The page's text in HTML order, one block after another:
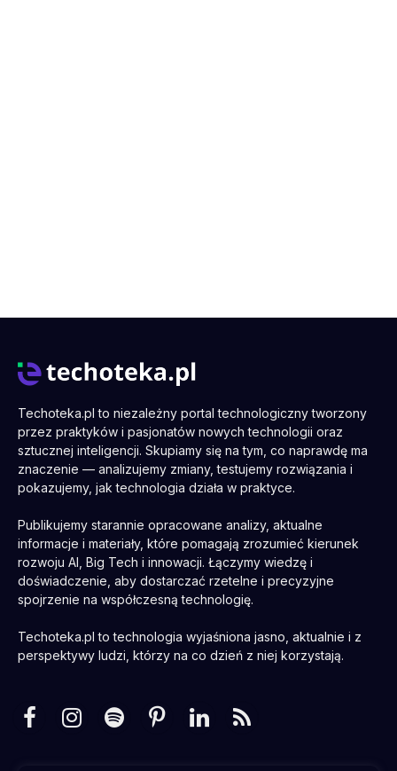
Techoteka.pl to niezależny portal technologiczny tworzony
przez praktyków i pasjonatów nowych technologii oraz
sztucznej inteligencji. Skupiamy się na tym, co naprawdę ma
znaczenie — analizujemy zmiany, testujemy rozwiązania i
pokazujemy, jak technologia działa w praktyce.
Publikujemy starannie opracowane analizy, aktualne
informacje i materiały, które pomagają zrozumieć kierunek
rozwoju AI, Big Tech i innowacji. Łączymy wiedzę i
doświadczenie, aby dostarczać rzetelne i precyzyjne
spojrzenie na współczesną technologię.
Techoteka.pl to technologia wyjaśniona jasno, aktualnie i z
perspektywy ludzi, którzy na co dzień z niej korzystają.
FacebookInstagramSpotifyPinterestLinkedInRSS